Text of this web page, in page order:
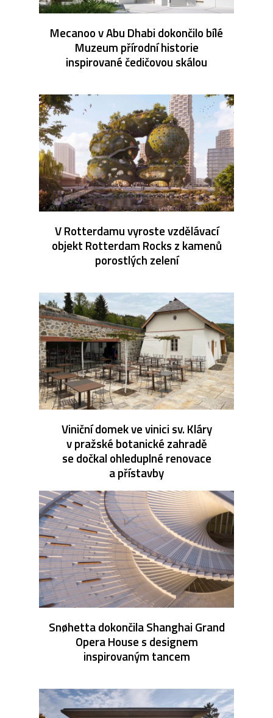
Mecanoo v Abu Dhabi dokončilo bílé
Muzeum přírodní historie
inspirované čedičovou skálou
V Rotterdamu vyroste vzdělávací
objekt Rotterdam Rocks z kamenů
porostlých zelení
Viniční domek ve vinici sv. Kláry
v pražské botanické zahradě
se dočkal ohleduplné renovace
a přístavby
Snøhetta dokončila Shanghai Grand
Opera House s designem
inspirovaným tancem